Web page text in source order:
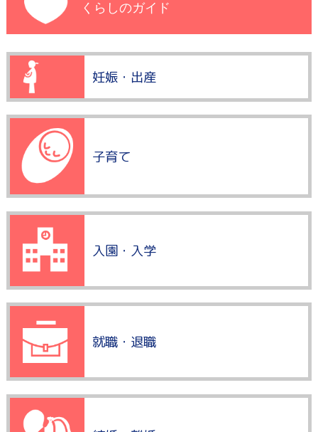
くらしのガイド
妊娠・出産
子育て
入園・入学
就職・退職